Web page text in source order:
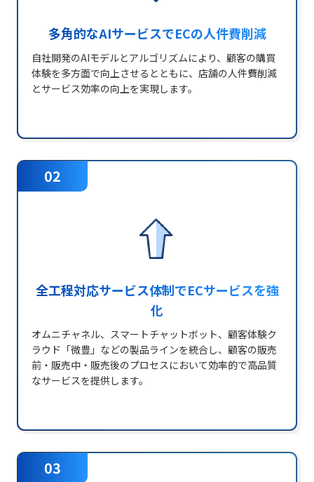
多角的なAIサービスでECの人件費削減
自社開発のAIモデルとアルゴリズムにより、顧客の購買
体験を多方面で向上させるとともに、店舗の人件費削減
とサービス効率の向上を実現します。
02
全工程対応サービス体制でECサービスを強
化
オムニチャネル、スマートチャットボット、顧客体験ク
ラウド「微豊」などの製品ラインを統合し、顧客の販売
前・販売中・販売後のプロセスにおいて効率的で高品質
なサービスを提供します。
03